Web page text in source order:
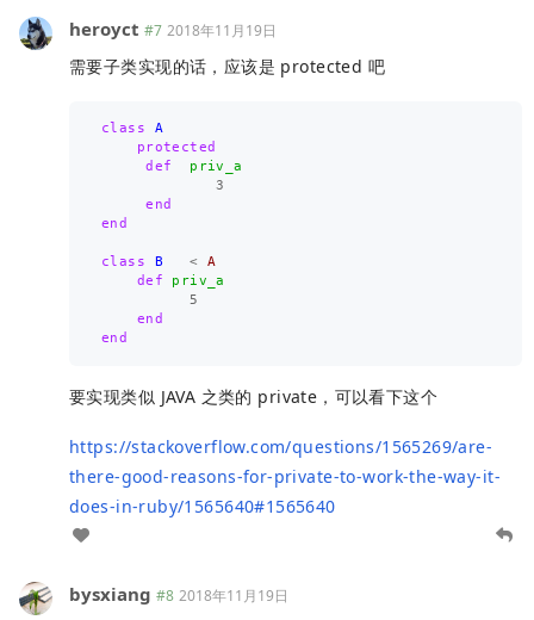
heroyct #7 2018年11月19日
需要子类实现的话，应该是 protected 吧
class
A
protected
def
priv_a
3
end
end
class B <
A
def
priv_a
5
end
end
要实现类似 JAVA 之类的 private，可以看下这个
https://stackoverflow.com/questions/1565269/are-
there-good-reasons-for-private-to-work-the-way-it-
does-in-ruby/1565640#1565640
bysxiang #8 2018年11月19日